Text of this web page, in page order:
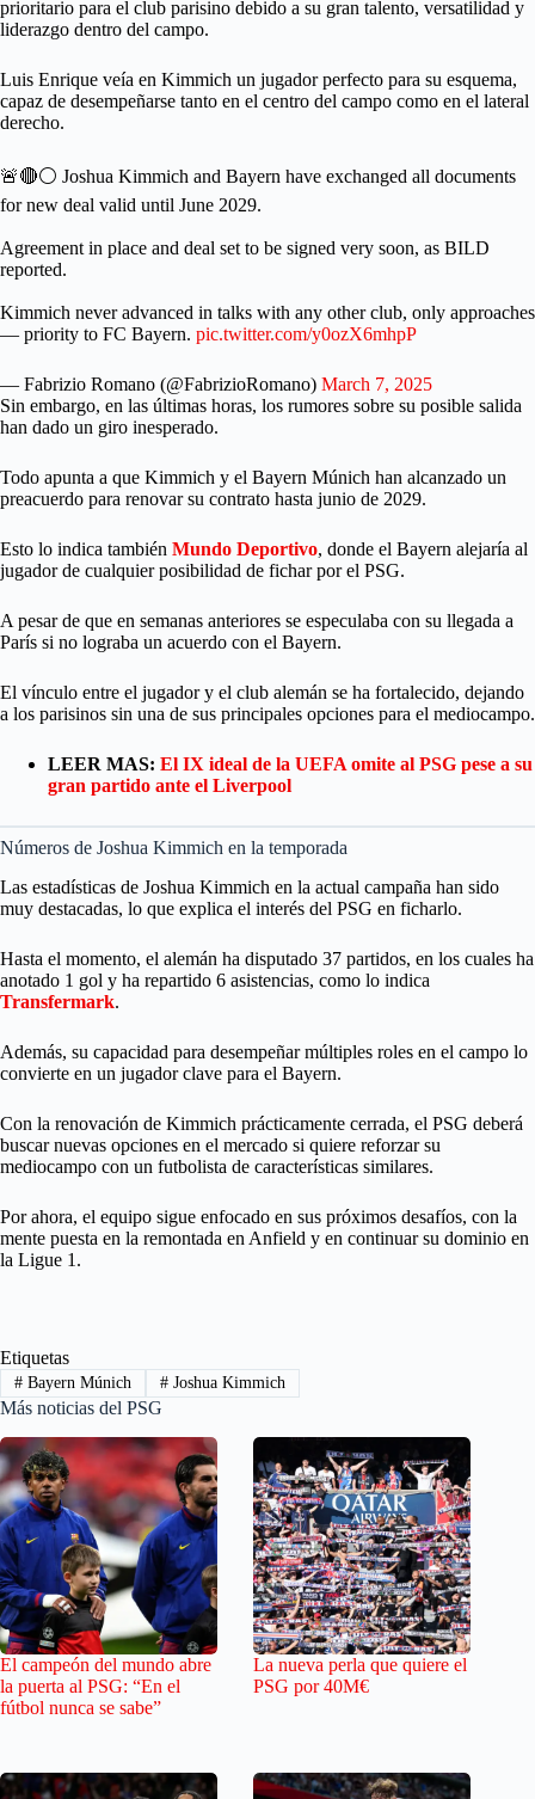
prioritario para el club parisino debido a su gran talento, versatilidad y
liderazgo dentro del campo.
Luis Enrique veía en Kimmich un jugador perfecto para su esquema,
capaz de desempeñarse tanto en el centro del campo como en el lateral
derecho.
🚨🔴⚪️ Joshua Kimmich and Bayern have exchanged all documents
for new deal valid until June 2029.
Agreement in place and deal set to be signed very soon, as BILD
reported.
Kimmich never advanced in talks with any other club, only approaches
— priority to FC Bayern. pic.twitter.com/y0ozX6mhpP
— Fabrizio Romano (@FabrizioRomano) March 7, 2025
Sin embargo, en las últimas horas, los rumores sobre su posible salida
han dado un giro inesperado.
Todo apunta a que Kimmich y el Bayern Múnich han alcanzado un
preacuerdo para renovar su contrato hasta junio de 2029.
Esto lo indica también Mundo Deportivo, donde el Bayern alejaría al
jugador de cualquier posibilidad de fichar por el PSG.
A pesar de que en semanas anteriores se especulaba con su llegada a
París si no lograba un acuerdo con el Bayern.
El vínculo entre el jugador y el club alemán se ha fortalecido, dejando
a los parisinos sin una de sus principales opciones para el mediocampo.
LEER MAS: El IX ideal de la UEFA omite al PSG pese a su
gran partido ante el Liverpool
Números de Joshua Kimmich en la temporada
Las estadísticas de Joshua Kimmich en la actual campaña han sido
muy destacadas, lo que explica el interés del PSG en ficharlo.
Hasta el momento, el alemán ha disputado 37 partidos, en los cuales ha
anotado 1 gol y ha repartido 6 asistencias, como lo indica
Transfermark.
Además, su capacidad para desempeñar múltiples roles en el campo lo
convierte en un jugador clave para el Bayern.
Con la renovación de Kimmich prácticamente cerrada, el PSG deberá
buscar nuevas opciones en el mercado si quiere reforzar su
mediocampo con un futbolista de características similares.
Por ahora, el equipo sigue enfocado en sus próximos desafíos, con la
mente puesta en la remontada en Anfield y en continuar su dominio en
la Ligue 1.
Etiquetas
#Bayern Múnich #Joshua Kimmich
Más noticias del PSG
El campeón del mundo abre
la puerta al PSG: “En el
fútbol nunca se sabe”
La nueva perla que quiere el
PSG por 40M€